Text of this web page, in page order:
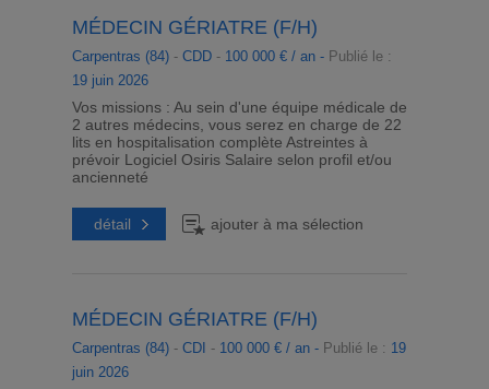
MÉDECIN GÉRIATRE (F/H)
Carpentras (84)- CDD - 100 000 € / an - Publié le :
19 juin 2026
Vos missions : Au sein d'une équipe médicale de
2 autres médecins, vous serez en charge de 22
lits en hospitalisation complète Astreintes à
prévoir Logiciel Osiris Salaire selon profil et/ou
ancienneté
détail ajouter à ma sélection
MÉDECIN GÉRIATRE (F/H)
Carpentras (84)- CDI - 100 000 € / an - Publié le : 19
juin 2026